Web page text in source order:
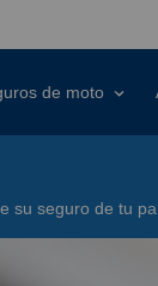
de moto
su seguro de tu